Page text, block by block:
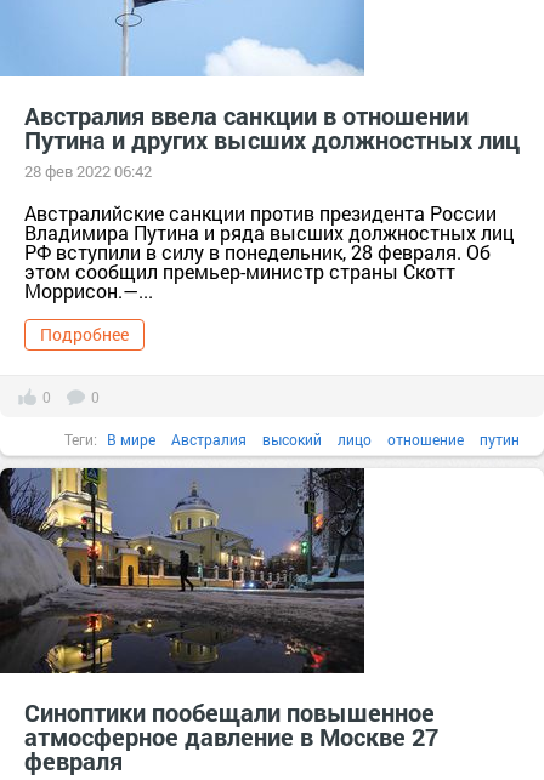
Австралия ввела санкции в отношении
Путина и других высших должностных лиц
28 фев 2022 06:42
Австралийские санкции против президента России
Владимира Путина и ряда высших должностных лиц
РФ вступили в силу в понедельник, 28 февраля. Об
этом сообщил премьер-министр страны Скотт
Моррисон.—...
Подробнее
0 0
Теги: В мире Австралия высокий лицо отношение путин
Синоптики пообещали повышенное
атмосферное давление в Москве 27
февраля